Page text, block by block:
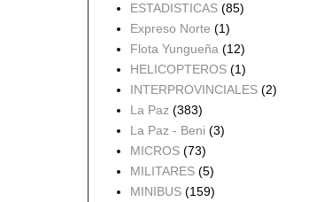
ESTADISTICAS (85)
Expreso Norte (1)
Flota Yungueña (12)
HELICOPTEROS (1)
INTERPROVINCIALES (2)
La Paz (383)
La Paz - Beni (3)
MICROS (73)
MILITARES (5)
MINIBUS (159)